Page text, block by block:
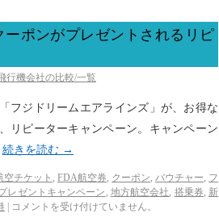
ポンがプレゼントされるリピ
行機会社の比較/一覧
フジドリームエアラインズ」が、お得な
リピーターキャンペーン。キャンペーン
続きを読む →
空チケット , FDA航空券, クーポン, バウチャー, フ
レゼントキャンペーン , 地方航空会社, 搭乗券, 新
コメントを受け付けていません。